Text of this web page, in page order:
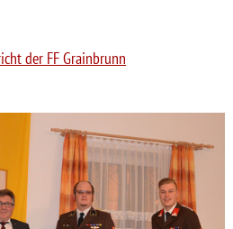
der FF Grainbrunn